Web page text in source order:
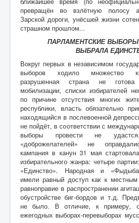
превращён во взлётную полосу
Зарской дороги, унёсшей жизни
страшном прошлом...
ПАРЛАМЕНТСКИЕ
ВЫБРАЛА
Вокруг первых в независимом
выборов ходило множество
разрушенная страна не готова
мобилизации, списки избирателей
по причине отсутствия многих
республики, власть обязательно
находящийся в послевоенной
не пойдёт, в соответствии с
выборы провести не
«доброжелателей» не
кампания в канун 31 мая
избирательного жанра: четыре
«Единство». Народная и
имели равный доступ как к
равноправие в распространении
обустройстве биг-бордов и т.д.
не было. В отличие, к примеру,
ежегодных выборах-перевыборах